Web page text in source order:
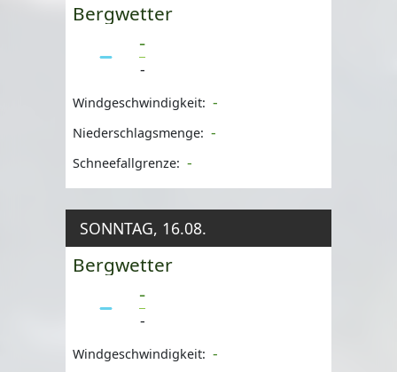
Bergwetter
-
-
Windgeschwindigkeit: -
Niederschlagsmenge: -
Schneefallgrenze: -
SONNTAG, 16.08.
Bergwetter
-
-
Windgeschwindigkeit: -